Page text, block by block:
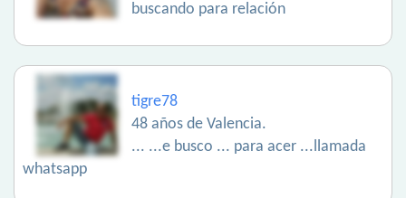
buscando para relación
tigre78
48 años de Valencia.
... ...e busco ... para acer ...llamada
whatsapp